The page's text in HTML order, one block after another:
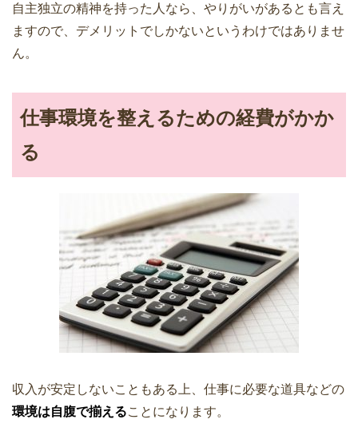
自主独立の精神を持った人なら、やりがいがあるとも言え
ますので、デメリットでしかないというわけではありませ
ん。
仕事環境を整えるための経費がかか
る
収入が安定しないこともある上、仕事に必要な道具などの
環境は自腹で揃えることになります。